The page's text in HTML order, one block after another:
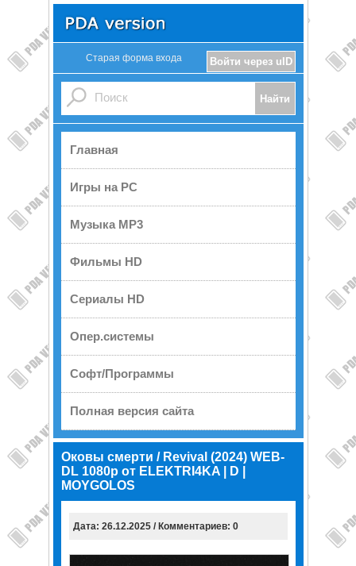
Войти через uID
Старая форма входа
Главная
Игры на PC
Музыка MP3
Фильмы HD
Сериалы HD
Опер.системы
Софт/Программы
Полная версия сайта
Оковы смерти / Revival (2024) WEB-
DL 1080p от ELEKTRI4KA | D |
MOYGOLOS
Дата: 26.12.2025 / Комментариев: 0